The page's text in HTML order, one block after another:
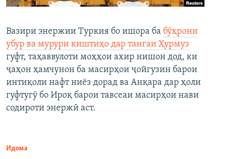
Вазири энержии Туркия бо ишора ба бӯҳрони
убур ва мурури киштиҳо дар тангаи Ҳурмуз
гуфт, таҳаввулоти моҳҳои ахир нишон дод, ки
ҷаҳон ҳамчунон ба масирҳои ҷойгузин барои
интиқоли нафт ниёз дорад ва Анқара дар ҳоли
гуфтугӯ бо Ироқ барои тавсеаи масирҳои нави
содироти энержӣ аст.
Идома